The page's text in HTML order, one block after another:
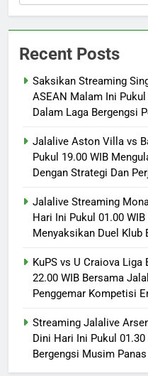
Recent Posts
Saksikan Streaming
ASEAN Malam Ini
Dalam Laga Bergengsi
Jalalive Aston Villa vs
Pukul 19.00 WIB
Dengan Strategi Dan
Jalalive Streaming
Hari Ini Pukul 01.00
Menyaksikan Duel Klub
KuPS vs U Craiova Liga
22.00 WIB Bersama
Penggemar Kompetisi
Streaming Jalalive
Dini Hari Ini Pukul
Bergengsi Musim Panas